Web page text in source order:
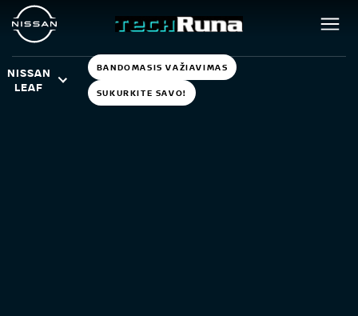
NISSAN
LEAF
BANDOMASIS VAŽIAVIMAS
SUKURKITE SAVO!